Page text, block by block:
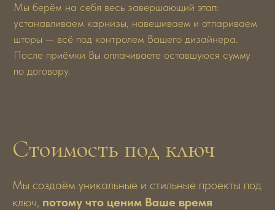
Мы берём на себя весь завершающий этап:
устанавливаем карнизы, навешиваем и отпариваем
шторы — всё под контролем Вашего дизайнера.
После приёмки Вы оплачиваете оставшуюся сумму
по договору.
Стоимость под ключ
Мы создаём уникальные и стильные проекты под
ключ, потому что ценим Ваше время